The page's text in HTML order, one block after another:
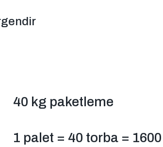
40 kg paketleme
1 palet = 40 torba =